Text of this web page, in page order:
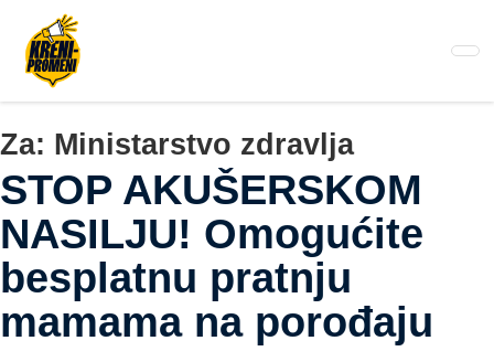
glavni
sadržaj
Za: Ministarstvo zdravlja
STOP AKUŠERSKOM
NASILJU! Omogućite
besplatnu pratnju
mamama na porođaju